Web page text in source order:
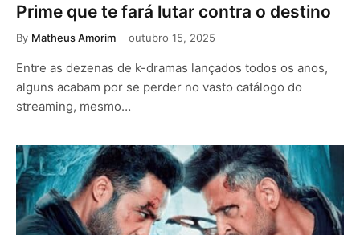
Prime que te fará lutar contra o destino
By Matheus Amorim outubro 15, 2025
Entre as dezenas de k-dramas lançados todos os anos,
alguns acabam por se perder no vasto catálogo do
streaming, mesmo…